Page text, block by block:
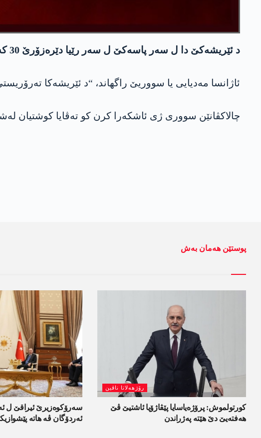
د ئێریشەکێ دا ل سەر پاسەکێ ل سەر رێیا دێرەزۆرێ 30 کەس ھاتنە کوشتن
ئاژانسا مەدیایی یا سووریێ راگھاند، “د ئێریشەکا تەرۆریستی دا ل سەر پاسەکێ ل
چالاکڤانێن سووری ژی ئاشکەرا کرن کو تەڤایا کوشتیان
پوستێن ھەمان بەش
سەرۆکوەزیرێ ئیراقێ ل
ئەردۆگان ڤە ھاتە
رۆژھەلاتا ناڤین
کورتولموش: پرۆژەیاسایا پێڤاژۆیا ئاشتیێ ڤێ
ھەفتەیێ دێ هێتە پەژراندن